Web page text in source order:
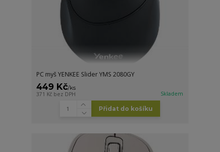
PC myš YENKEE Slider YMS 2080GY
449 Kč/ks
371 Kč bez DPH Skladem
Přidat do košíku